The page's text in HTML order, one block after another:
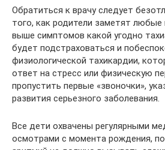
Обратиться к врачу следует
того, как родители заметят любые
выше симптомов какой угодно
будет подстраховаться и
физиологической тахикардии,
ответ на стресс или физическую
пропустить первые «звоночки»,
развития серьезного заболевания.
Все дети охвачены регулярными
осмотрами с момента рождения,